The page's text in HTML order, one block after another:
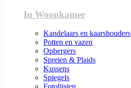
In Woonkamer
Kandelaars en kaarshouders
Potten en vazen
Opbergers
Spreien & Plaids
Kussens
Spiegels